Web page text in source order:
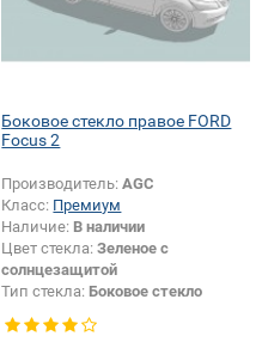
Боковое стекло правое FORD
Focus 2
Производитель:AGC
Класс: Премиум
Наличие: В наличии
Цвет стекла:Зеленое с
солнцезащитой
Тип стекла: Боковое стекло